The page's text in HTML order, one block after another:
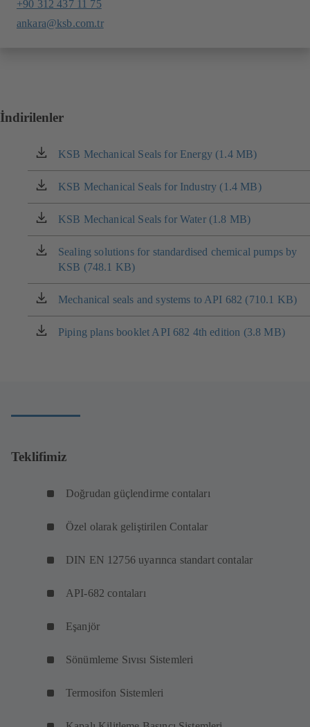
+90 312 437 11 75
ankara@ksb.com.tr
İndirilenler
KSB Mechanical Seals for Energy (1.4 MB)
(yeni
sekmede
açılır)
KSB Mechanical Seals for Industry (1.4 MB)
(yeni
sekmede
açılır)
KSB Mechanical Seals for Water (1.8 MB)
(yeni
sekmede
açılır)
Sealing solutions for standardised chemical pumps by
KSB (748.1 KB)
(yeni
sekmede
açılır)
Mechanical seals and systems to API 682 (710.1 KB)
(yeni
sekmede
açılır)
Piping plans booklet API 682 4th edition (3.8 MB)
(yeni
Teklifimiz
Doğrudan güçlendirme contaları
Özel olarak geliştirilen Contalar
DIN EN 12756 uyarınca standart contalar
API-682 contaları
Eşanjör
Sönümleme Sıvısı Sistemleri
Termosifon Sistemleri